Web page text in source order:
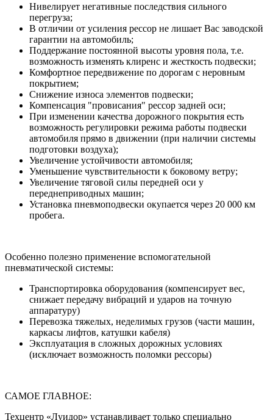
Нивелирует негативные последствия сильного
перегруза;
В отличии от усиления рессор не лишает Вас заводской
гарантии на автомобиль;
Поддержание постоянной высоты уровня пола, т.е.
возможность изменять клиренс и жесткость подвески;
Комфортное передвижение по дорогам с неровным
покрытием;
Снижение износа элементов подвески;
Компенсация "провисания" рессор задней оси;
При изменении качества дорожного покрытия есть
возможность регулировки режима работы подвески
автомобиля прямо в движении (при наличии системы
подготовки воздуха);
Увеличение устойчивости автомобиля;
Уменьшение чувствительности к боковому ветру;
Увеличение тяговой силы передней оси у
переднеприводных машин;
Установка пневмоподвески окупается через 20 000 км
пробега.
Особенно полезно применение вспомогательной
пневматической системы:
Транспортировка оборудования (компенсирует вес,
снижает передачу вибраций и ударов на точную
аппаратуру)
Перевозка тяжелых, неделимых грузов (части машин,
каркасы лифтов, катушки кабеля)
Эксплуатация в сложных дорожных условиях
(исключает возможность поломки рессоры)
САМОЕ ГЛАВНОЕ:
Техцентр «Луидор» устанавливает только специально